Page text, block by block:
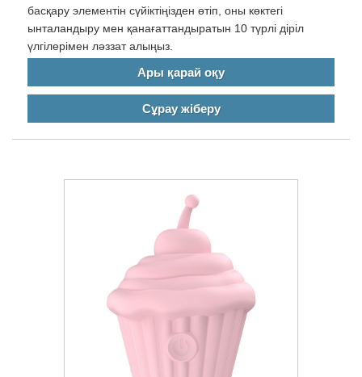
басқару элементін сүйіктіңізден өтіп, оны көктегі
ынталандыру мен қанағаттандыратын 10 түрлі діріл
үлгілерімен ләззат алыңыз.
Ары қарай оқу
Сұрау жіберу